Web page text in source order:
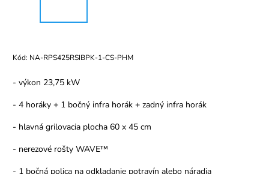
Kód: NA-RPS425RSIBPK-1-CS-PHM
- výkon 23,75 kW
- 4 horáky + 1 bočný infra horák + zadný infra horák
- hlavná grilovacia plocha 60 x 45 cm
- nerezové rošty WAVE™
- 1 bočná polica na odkladanie potravín alebo náradia